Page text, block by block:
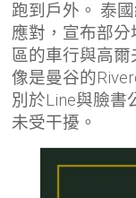
跑到戶外。 泰
應對，宣布部
區的車行與高爾
像是曼谷的
別於Line與臉書
未受干擾。